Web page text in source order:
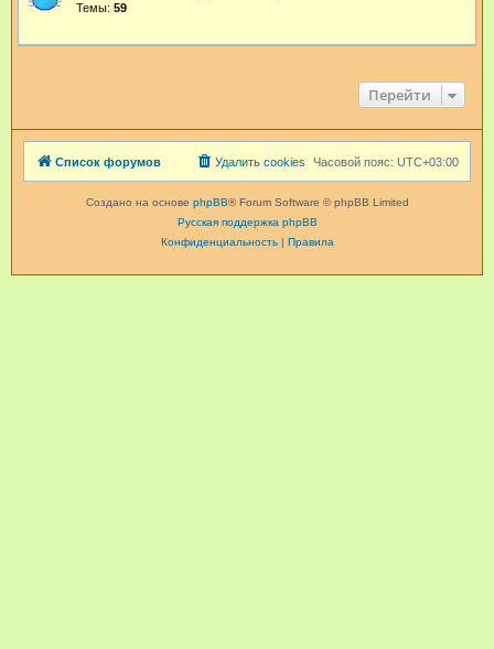
Темы: 59
Перейти
Список форумов Часовой пояс: UTC+03:00
Удалить cookies
Создано на основе phpBB® Forum Software © phpBB Limited
Русская поддержка phpBB
Конфиденциальность| Правила